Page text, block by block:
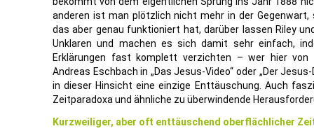
anderen ist man plötzlich nicht mehr in der Gegenwart,
das aber genau funktioniert hat, darüber lassen Riley
Unklaren und machen es sich damit sehr einfach,
Erklärungen fast komplett verzichten – wer hier von
Andreas Eschbach in „Das Jesus-Video“ oder „Der
in dieser Hinsicht eine einzige Enttäuschung. Auch
Zeitparadoxa und ähnliche zu überwindende
Kurzweiliger, aber oft enttäuschend oberflächlicher